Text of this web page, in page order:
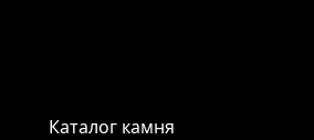
Каталог камня